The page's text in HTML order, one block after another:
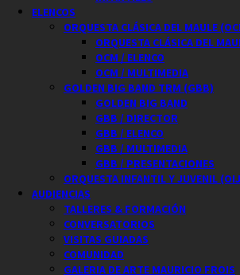
ELENCOS
ORQUESTA CLÁSICA DEL MAULE
ORQUESTA CLÁSICA DEL
OCM / ELENCO
OCM / MULTIMEDIA
GOLDEN BIG BAND TRM (GBB)
GOLDEN BIG BAND
GBB / DIRECTOR
GBB / ELENCO
GBB / MULTIMEDIA
GBB / PRESENTACIONES
ORQUESTA INFANTIL Y JUVENIL
AUDIENCIAS
TALLERES & FORMACIÓN
CONVERSATORIOS
VISITAS GUIADAS
COMUNIDAD
GALERIA DE ARTE MAURICIO FROIS